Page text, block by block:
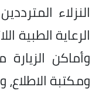
النزلاء
الرعاية الطبية
وأماكن الزيارة
ومكتبة الاطلاع،